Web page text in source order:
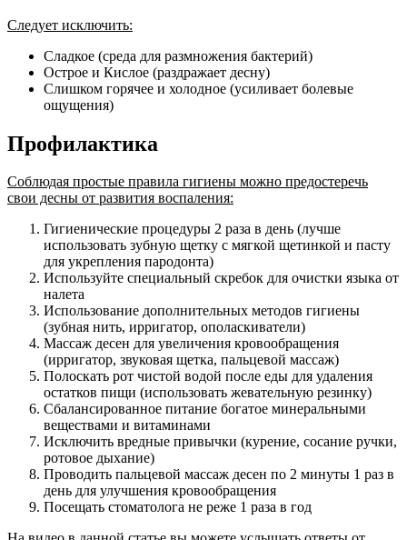
Следует исключить:
Сладкое (среда для размножения бактерий)
Острое и Кислое (раздражает десну)
Слишком горячее и холодное (усиливает болевые
ощущения)
Профилактика
Соблюдая простые правила гигиены можно предостеречь
свои десны от развития воспаления:
Гигиенические процедуры 2 раза в день (лучше
использовать зубную щетку с мягкой щетинкой и пасту
для укрепления пародонта)
Используйте специальный скребок для очистки языка от
налета
Использование дополнительных методов гигиены
(зубная нить, ирригатор, ополаскиватели)
Массаж десен для увеличения кровообращения
(ирригатор, звуковая щетка, пальцевой массаж)
Полоскать рот чистой водой после еды для удаления
остатков пищи (использовать жевательную резинку)
Сбалансированное питание богатое минеральными
веществами и витаминами
Исключить вредные привычки (курение, сосание ручки,
ротовое дыхание)
Проводить пальцевой массаж десен по 2 минуты 1 раз в
день для улучшения кровообращения
Посещать стоматолога не реже 1 раза в год